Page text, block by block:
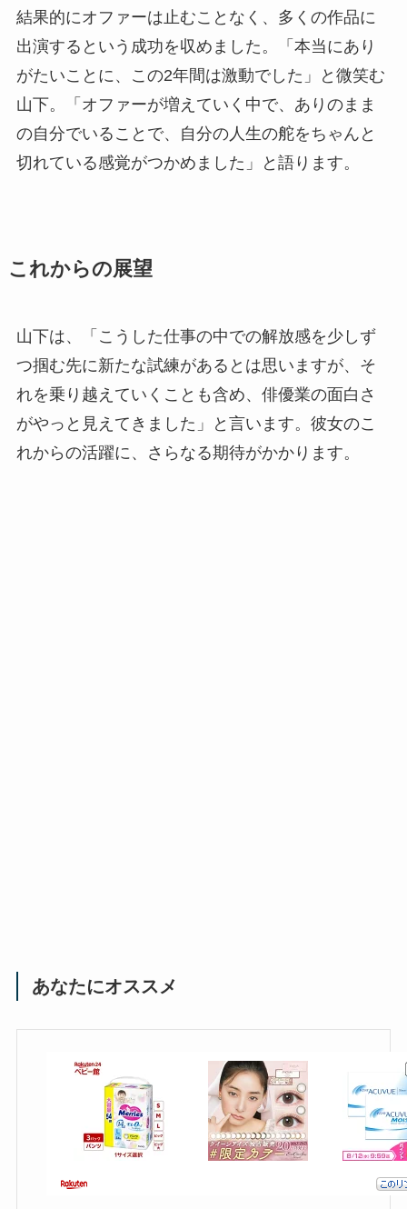
結果的にオファーは止むことなく、多くの作品に
出演するという成功を収めました。「本当にあり
がたいことに、この2年間は激動でした」と微笑む
山下。「オファーが増えていく中で、ありのまま
の自分でいることで、自分の人生の舵をちゃんと
切れている感覚がつかめました」と語ります。
これからの展望
山下は、「こうした仕事の中での解放感を少しず
つ掴む先に新たな試練があるとは思いますが、そ
れを乗り越えていくことも含め、俳優業の面白さ
がやっと見えてきました」と言います。彼女のこ
れからの活躍に、さらなる期待がかかります。
あなたにオススメ